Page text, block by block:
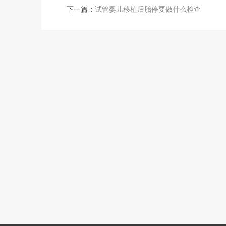
下一篇： 试管婴儿移植后胎停要做什么检查